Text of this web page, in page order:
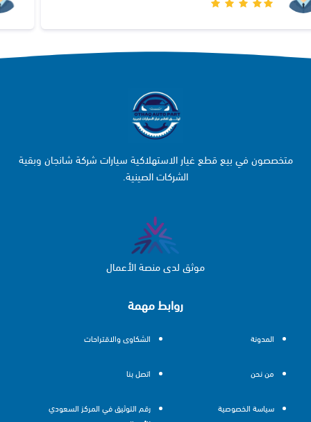
روابط مهمة
المدونة
من نحن
سياسة الخصوصية
الشكاوى والاقتراحات
اتصل بنا
رقم التوثيق في المركز السعودي
متخصصون في بيع قطع غيار الاستهلاكية سيارات شركة شانجان وبقية
الشركات الصينية.
موثق لدى منصة الأعمال